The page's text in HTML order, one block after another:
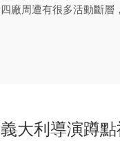
四廠周遭有很多活動斷層
義大利導演蹲